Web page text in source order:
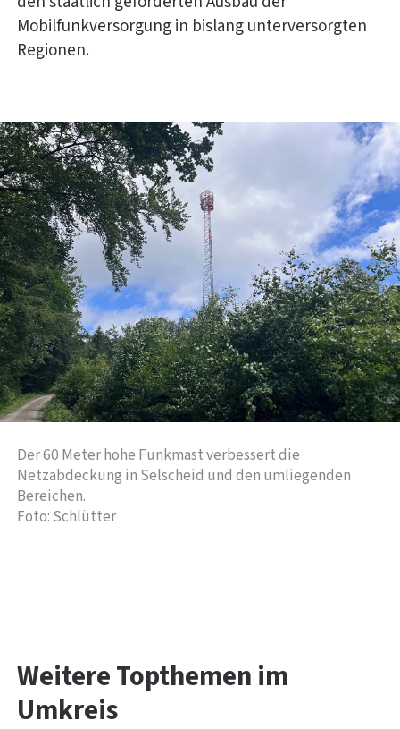
Mobilfunkversorgung in bislang unterversorgten
Regionen.
Der 60 Meter hohe Funkmast verbessert die
Netzabdeckung in Selscheid und den umliegenden
Bereichen.
Foto: Schlütter
Weitere Topthemen im
Umkreis